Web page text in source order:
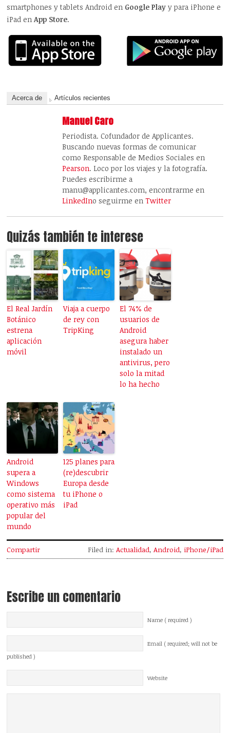
smartphones y tablets Android en Google Play y para iPhone e
iPad enApp Store.
Acerca de Artículos recientes
Manuel Caro
Periodista. Cofundador de Applicantes.
Buscando nuevas formas de comunicar
como Responsable de Medios Sociales en
Pearson. Loco por los viajes y la fotografía.
Puedes escribirme a
manu@applicantes.com, encontrarme en
LinkedIno seguirme enTwitter
Quizás también te interese
El Real Jardín
Botánico
estrena
aplicación
móvil
Viaja a cuerpo
de rey con
TripKing
El 74% de
usuarios de
Android
asegura haber
instalado un
antivirus, pero
solo la mitad
lo ha hecho
Android
supera a
Windows
como sistema
operativo más
popular del
mundo
125 planes para
(re)descubrir
Europa desde
tu iPhone o
iPad
Compartir Filed in: Actualidad, Android, iPhone/iPad
Escribe un comentario
Name ( required )
Email ( required; will not be
published )
Website